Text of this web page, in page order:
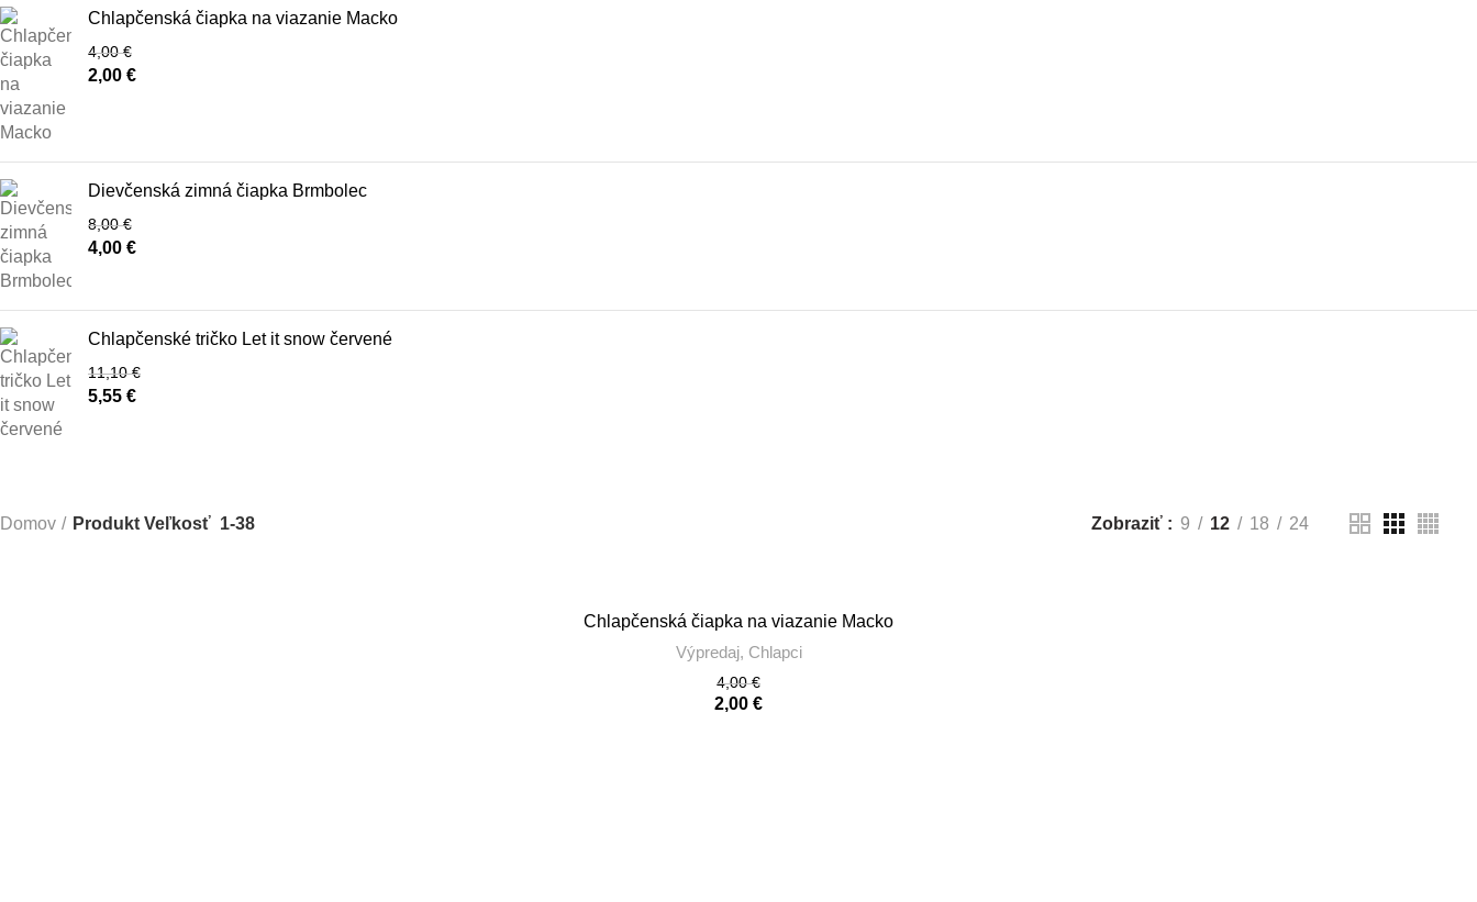
Chlapčenská čiapka na viazanie Macko
4,00€
2,00 €
Dievčenská zimná čiapka Brmbolec
8,00€
4,00 €
Chlapčenské tričko Let it snow červené
11,10€
5,55 €
Domov Produkt Veľkosť 1-38 Zobraziť 9 12 18 24
Chlapčenská čiapka na viazanie Macko
Výpredaj, Chlapci
4,00€
2,00 €